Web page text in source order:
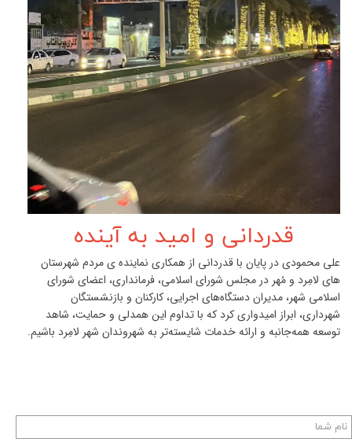
قدردانی و امید به آینده
علی محمودی در پایان با قدردانی از همکاری نماینده ی مردم شهرستان
های لامِرد و مُهر در مجلس شورای اسلامی، فرمانداری، اعضای شورای
اسلامی شهر، مدیران دستگاه‌های اجرایی، کارکنان و بازنشستگان
شهرداری، ابراز امیدواری کرد که با تداوم این همدلی و حمایت، شاهد
توسعه همه‌جانبه و ارائه خدمات شایسته‌تر به شهروندان شهر لامِرد باشیم.